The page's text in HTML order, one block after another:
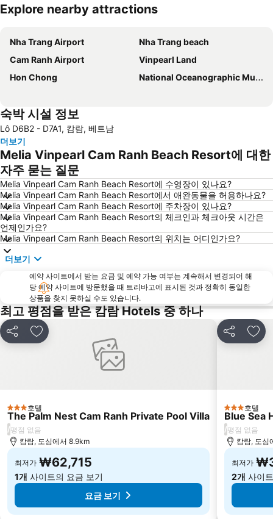
Explore nearby attractions
Nha Trang Airport
Nha Trang beach
Cam Ranh Airport
Vinpearl Land
Hon Chong
National Oceanographic Museum of Vietnam
숙박 시설 정보
Lô D6B2 - D7A1, 캄람, 베트남
더보기
Melia Vinpearl Cam Ranh Beach Resort에 대한
자주 묻는 질문
Melia Vinpearl Cam Ranh Beach Resort에 수영장이 있나요?
Melia Vinpearl Cam Ranh Beach Resort에서 애완동물을 허용하나요?
Melia Vinpearl Cam Ranh Beach Resort에 주차장이 있나요?
Melia Vinpearl Cam Ranh Beach Resort의 체크인과 체크아웃 시간은
언제인가요?
Melia Vinpearl Cam Ranh Beach Resort의 위치는 어디인가요?
더보기
예약 사이트에서 받는 요금 및 예약 가능 여부는 계속해서 변경되어 해
당 예약 사이트에 방문했을 때 트리바고에 표시된 것과 정확히 동일한
상품을 찾지 못하실 수도 있습니다.
최고 평점을 받은 캄람 Hotels 중 하나
공유 즐겨찾기에 추가
3 성급호텔
The Palm Nest Cam Ranh Private Pool Villa
/평점 없음
캄람, 도심에서 8.9km
최저가 ₩62,715
1개 사이트의 요금 보기
요금 보기
공유 즐
3 성급호텔
Blue Sea
/평점 없음
캄람, 도심
최저가
2개 사이